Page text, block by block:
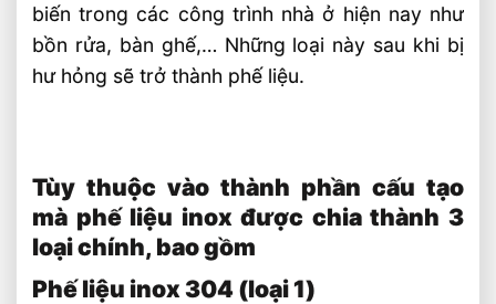
biến trong các công trình nhà ở hiện nay như
bồn rửa, bàn ghế,… Những loại này sau khi bị
hư hỏng sẽ trở thành phế liệu.
Tùy thuộc vào thành phần cấu tạo
mà phế liệu inox được chia thành 3
loại chính, bao gồm
Phế liệu inox 304 (loại 1)